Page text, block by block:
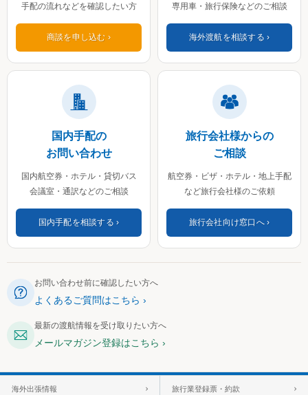
手配の流れなどを確認したい方
商談を申し込む
専用車・旅行保険などのご相談
海外渡航を相談する
国内手配の
お問い合わせ
国内航空券・ホテル・貸切バス
会議室・通訳などのご相談
国内手配を相談する
旅行会社様からの
ご相談
航空券・ビザ・ホテル・地上手配
など旅行会社様のご依頼
旅行会社向け窓口へ
お問い合わせ前に確認したい方へ
よくあるご質問はこちら
最新の渡航情報を受け取りたい方へ
メールマガジン登録はこちら
海外出張情報 旅行業登録票・約款